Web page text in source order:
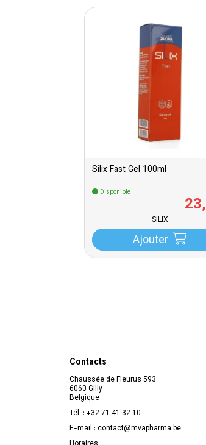
Silix Fast Gel 100ml
Disponible
23,
SILIX
Ajouter
Contacts
Chaussée de Fleurus 593
6060 Gilly
Belgique
Tél. : +32 71 41 32 10
E-mail : contact@mvapharma.be